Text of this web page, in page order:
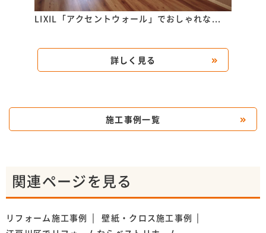
LIXIL「アクセントウォール」でおしゃれな...
詳しく見る
施工事例一覧
関連ページを見る
リフォーム施工事例
壁紙・クロス施工事例